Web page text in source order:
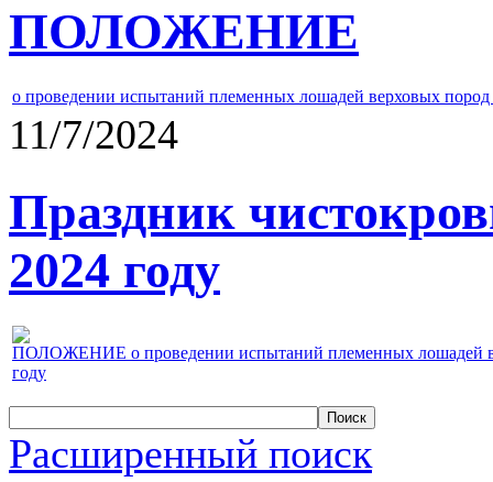
ПОЛОЖЕНИЕ
о проведении испытаний племенных лошадей верховых
11/7/2024
Праздник
2024 году
ПОЛОЖЕНИЕ о проведении испытаний племенных лошадей
году
Расширенный поиск